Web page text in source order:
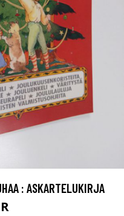
: ASKARTELUKIRJA